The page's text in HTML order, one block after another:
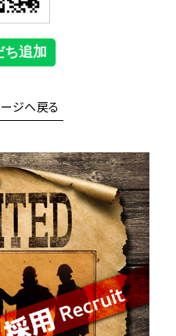
ジへ戻る